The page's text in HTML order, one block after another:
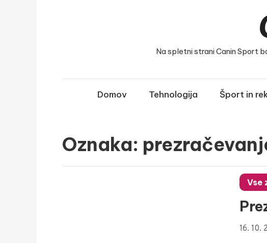
Na spletni strani Canin Sport
Domov Tehnologija Šport in
Oznaka:
Vse
16. 10.